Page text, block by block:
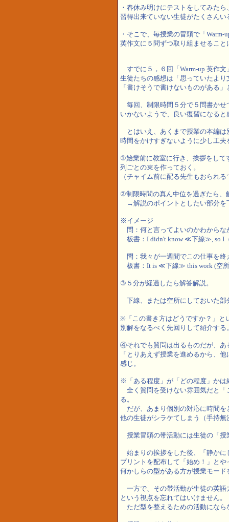
・春休み明けにテストをしてみた
習得出来ていない生徒がたくさん
・そこで、毎授業の冒頭で「
英作文に５問ずつ取り組ませること
すでに５，６回「Warm-up 英作
生徒たちの感想は「思っていたよ
「書けそうで書けないものがある
毎回、制限時間５分で５問書かせ
いかないようで、良い復習になる
とはいえ、あくまで授業の本編は
時間をかけすぎないように少し工夫
①始業前に教室に行き、挨拶をして
列ごとの束を作っておく。
（チャイム前に配る先生もおられ
②制限時間の真ん中位を過ぎたら、
→解説のポイントとしたい部分を
※イメージ
問：何と言ってよいのかわからな
板書：I didn't know ≪下線≫, so I
問：我々が一週間でこの仕事を終
板書：It is ≪下線≫ this work (空所
③５分が経過したら解答解説。
下線、または空所にしておいた部
※「この書き方はどうですか？」と
別解をなるべく先回りして紹介する
④それでも質問は出るものだが、あ
「とりあえず授業を進めるから、
感じ。
※「ある程度」が「どの程度」か
全く質問を受けない雰囲気だと「
る。
だが、あまり個別の対応に時間を
他の生徒がシラケてしまう（手持無
授業冒頭の帯活動には生徒の「授
始まりの挨拶をした後、「静かに
プリントを配布して「始め！」と
何かしらの型がある方が授業モー
一方で、その帯活動が生徒の英語
という視点を忘れてはいけません。
ただ型を整えるための活動になら